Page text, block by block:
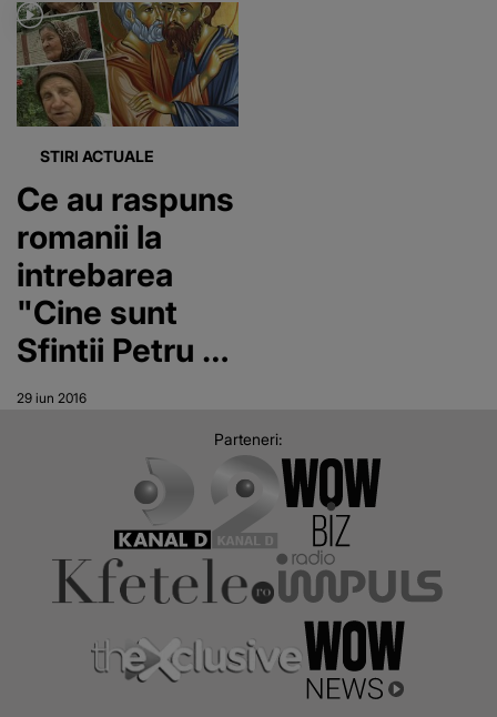
ce
sarbatoresc:
"Sunt trei
sfinti -
Arhanghel,
Mihail si
Gavril"
STIRI ACTUALE
Ce au raspuns
romanii la
intrebarea
"Cine sunt
Sfintii Petru si
Pavel?': "E,
am uitat, ne-a
parintele. Au
fost mari, cica
la ei sa ne
rugam"
29 iun 2016
Parteneri: